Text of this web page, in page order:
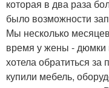
которая в два раза
было возможности
Мы несколько
время у жены - дюмки
хотела обратиться
купили мебель,